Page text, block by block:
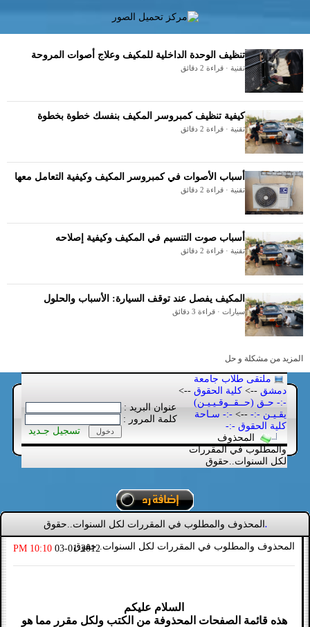
تنظيف الوحدة الداخلية للمكيف وعلاج أصوات المروحة
تقنية · قراءة 2 دقائق
كيفية تنظيف كمبروسر المكيف بنفسك خطوة بخطوة
تقنية · قراءة 2 دقائق
أسباب الأصوات في كمبروسر المكيف وكيفية التعامل معها
تقنية · قراءة 2 دقائق
أسباب صوت التنسيم في المكيف وكيفية إصلاحه
تقنية · قراءة 2 دقائق
المكيف يفصل عند توقف السيارة: الأسباب والحلول
سيارات · قراءة 3 دقائق
المزيد من مشكلة و حل
ملتقى طلاب جامعة
دمشق --> كلية الحقوق -->
-:- حـق (حــقــوقـيـيـن)
يقـيـن -:- --> -:- سـاحة
كلية الحقوق -:-
المحذوف
والمطلوب في المقررات
لكل السنوات..حقوق
عنوان البريد :
كلمة المرور :
تسجيل جـديد
. المحذوف والمطلوب في المقررات لكل السنوات..حقوق
المحذوف والمطلوب في المقررات لكل السنوات..حقوق
03-01-2012
10:10 PM
السلام عليكم
هذه قائمة الصفحات المحذوفة من الكتب ولكل مقرر مما هو